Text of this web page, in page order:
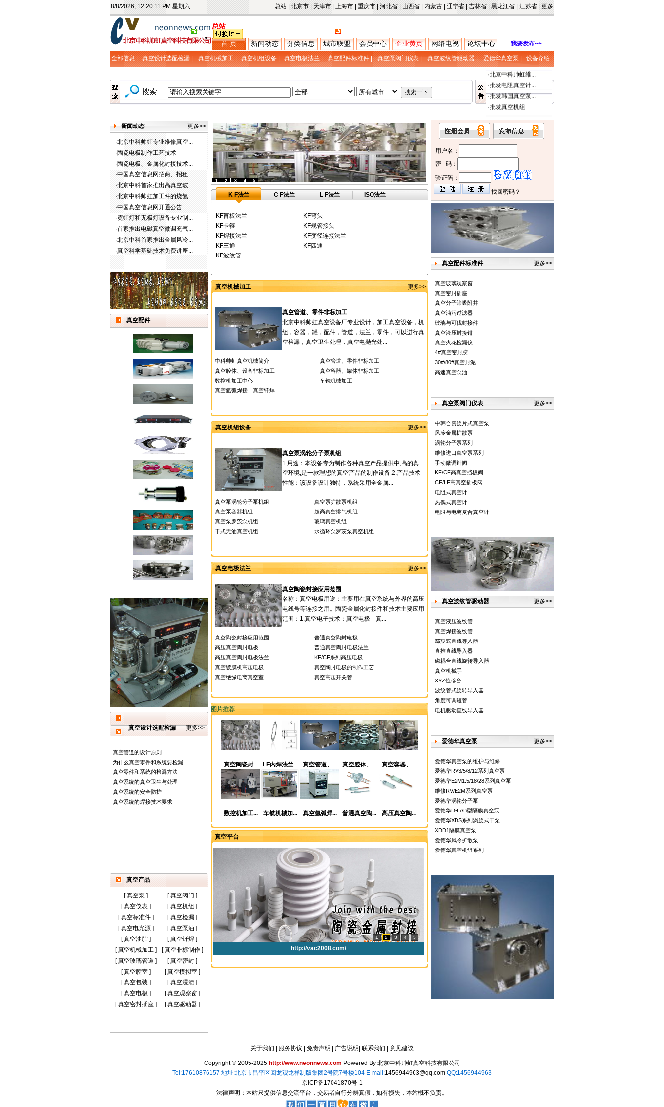
8/8/2026, 12:20:12 PM 星期六 总站 北京市 天津市 上海市 重庆市 河北省 山西省 内蒙古 辽宁省 吉林省 黑龙江省 江苏省 更多
总站
首 页 新闻动态 分类信息 城市联盟 会员中心 企业黄页 网络电视 论坛中心 我要发布-->
全部信息 | 真空设计选配检漏| 真空机械加工| 真空机组设备| 真空电极法兰| 真空配件标准件| 真空泵阀门仪表| 真空波纹管驱动器| 爱德华真空泵| 设备介绍|
·北京中科帅虹维...
批发电阻真空计...
·批发韩国真空泵...
批发真空机组
新闻动态
更多>>
·北京中科帅虹专业维修真空...
·陶瓷电极制作工艺技术
·陶瓷电极、金属化封接技术...
·中国真空信息网招商、招租...
·北京中科首家推出高真空玻...
·北京中科帅虹加工件的烧氢...
·中国真空信息网开通公告
·霓虹灯和无极灯设备专业制...
·首家推出电磁真空微调充气...
·北京中科首家推出金属风冷...
·真空科学基础技术免费讲座...
真空配件
真空设计选配检漏 更多>>
真空管道的设计原则
为什么真空零件和系统要检漏
真空零件和系统的检漏方法
真空系统的真空卫生与处理
真空系统的安全防护
真空系统的焊接技术要求
真空产品
[真空泵 ] [真空阀门 ]
[真空仪表 ] [真空机组 ]
[真空标准件 ] [真空检漏]
[真空电光源 ] [真空泵油 ]
[真空油脂 ] [真空钎焊]
[真空机械加工 ] [真空非标制作]
[真空玻璃管道 ] [真空密封]
[真空腔室 ] [真空模拟室]
[真空包装 ] [真空浸渍]
[真空电极 ] [真空观察窗]
[真空密封插座 ] [真空驱动器]
1 2 3 4 5
K F法兰 C F法兰 L F法兰 ISO法兰
KF盲板法兰
KF弯头
KF卡箍
KF规管接头
KF焊接法兰
KF变径连接法兰
KF三通
KF四通
KF波纹管
真空机械加工 更多>>
真空管道、零件非标加工
北京中科帅虹真空设备厂专业设计，加工真空设备，机
组，容器，罐，配件，管道，法兰，零件，可以进行真
空检漏，真空卫生处理，真空电抛光处...
中科帅虹真空机械简介
真空管道、零件非标加工
真空腔体、设备非标加工
真空容器、罐体非标加工
数控机加工中心
车铣机械加工
真空氩弧焊接、真空钎焊
真空机组设备 更多>>
真空泵涡轮分子泵机组
1.用途：本设备专为制作各种真空产品提供中,高的真
空环境,是一款理想的真空产品的制作设备.2.产品技术
性能：该设备设计独特，系统采用全金属...
真空泵涡轮分子泵机组
真空泵扩散泵机组
真空泵容器机组
超高真空排气机组
真空泵罗茨泵机组
玻璃真空机组
干式无油真空机组
水循环泵罗茨泵真空机组
真空电极法兰 更多>>
真空陶瓷封接应用范围
名称：真空电极用途：主要用在真空系统与外界的高压
电线号等连接之用。陶瓷金属化封接件和技术主要应用
范围：1.真空电子技术：真空电极，真...
真空陶瓷封接应用范围
普通真空陶封电极
高压真空陶封电极
普通真空陶封电极法兰
高压真空陶封电极法兰
KF/CF系列高压电极
真空镀膜机高压电极
真空陶封电极的制作工艺
真空绝缘电离真空室
真空高压开关管
图片推荐
真空陶瓷封... LF内焊法兰... 真空管道、... 真空腔体、... 真空容器、...
数控机加工... 车铣机械加... 真空氩弧焊... 普通真空陶... 高压真空陶...
真空平台
用户名：
密 码：
验证码：
找回密码？
真空配件标准件 更多>>
真空玻璃观察窗
真空密封插座
真空分子筛吸附井
真空油污过滤器
玻璃与可伐封接件
真空液压封接钳
真空火花检漏仪
4#真空密封胶
30#/80#真空封泥
高速真空泵油
真空泵阀门仪表 更多>>
中韩合资旋片式真空泵
风冷金属扩散泵
涡轮分子泵系列
维修进口真空泵系列
手动微调针阀
KF/CF高真空挡板阀
CF/LF高真空插板阀
电阻式真空计
热偶式真空计
电阻与电离复合真空计
真空波纹管驱动器 更多>>
真空液压波纹管
真空焊接波纹管
螺旋式直线导入器
直推直线导入器
磁耦合直线旋转导入器
真空机械手
XYZ位移台
波纹管式旋转导入器
角度可调短管
电机驱动直线导入器
爱德华真空泵 更多>>
爱德华真空泵的维护与维修
爱德华RV3/5/8/12系列真空泵
爱德华E2M1.5/18/28系列真空泵
维修RV/E2M系列真空泵
爱德华涡轮分子泵
爱德华D-LAB型隔膜真空泵
爱德华XDS系列涡旋式干泵
XDD1隔膜真空泵
爱德华风冷扩散泵
爱德华真空机组系列
关于我们 服务协议 免责声明 广告说明 联系我们 意见建议
Copyright © 2005-2025 http://www.neonnews.com Powered By 北京中科帅虹真空科技有限公司
Tel:17610876157 地址:北京市昌平区回龙观龙祥制版集团2号院7号楼104 E-mail:1456944963@qq.com QQ:1456944963
京ICP备17041870号-1
法律声明：本站只提供信息交流平台，交易者自行分辨真假，如有损失，本站概不负责。